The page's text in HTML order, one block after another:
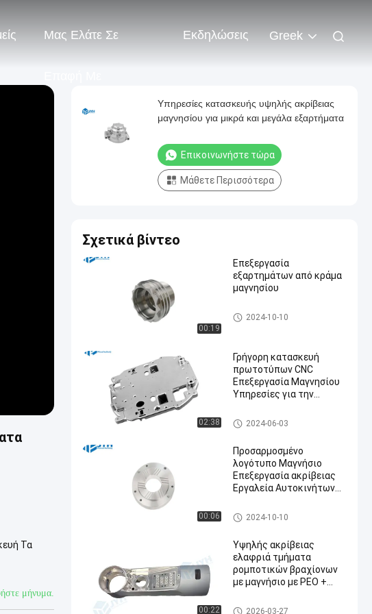
Μας Ελάτε Σε Εκδηλώσεις Greek
Τα
μήνυμα.
Υπηρεσίες κατασκευής υψηλής ακρίβειας
μαγνησίου για μικρά και μεγάλα εξαρτήματα
Επικοινωνήστε τώρα
Μάθετε Περισσότερα
Σχετικά βίντεο
00:19
Επεξεργασία
εξαρτημάτων από κράμα
μαγνησίου
Επεξεργασία ακριβείας με μα
γνήσιο
2024-10-10
02:38
Γρήγορη κατασκευή
πρωτοτύπων CNC
Επεξεργασία Μαγνησίου
Υπηρεσίες για την
Επεξεργασία ακριβείας με μα
γνήσιο
2024-06-03
00:06
Προσαρμοσμένο
λογότυπο Μαγνήσιο
Επεξεργασία ακρίβειας
Εργαλεία Αυτοκινήτων
επιθεώρηση
Επεξεργασία ακριβείας με μα
γνήσιο
2024-10-10
00:22
Υψηλής ακρίβειας
ελαφριά τμήματα
ρομποτικών βραχίονων
με μαγνήσιο με PEO +
Επεξεργασία ακριβείας με μα
2026-03-27